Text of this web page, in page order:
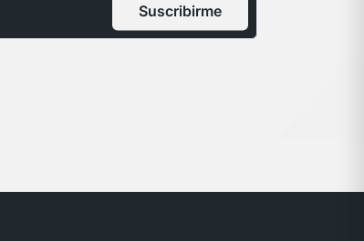
Suscribirme